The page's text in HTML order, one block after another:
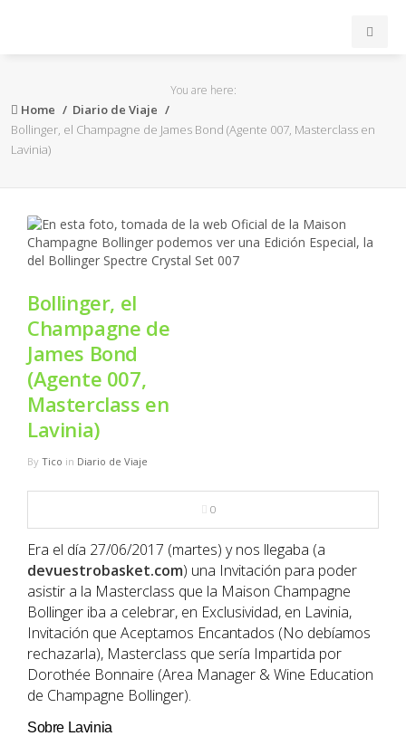
ACB
FEB
FIBA
FORMACIÓN
NBA
MULTIMEDIA
You are here:
Home
Diario de Viaje
Bollinger, el Champagne de James Bond (Agente 007, Masterclass en
Lavinia)
Bollinger, el
Champagne de
James Bond
(Agente 007,
Masterclass en
Lavinia)
By Tico in Diario de Viaje
0
Era el día 27/06/2017 (martes) y nos llegaba (a
devuestrobasket.com) una Invitación para poder
asistir a la Masterclass que la Maison Champagne
Bollinger iba a celebrar, en Exclusividad, en Lavinia,
Invitación que Aceptamos Encantados (No debíamos
rechazarla), Masterclass que sería Impartida por
Dorothée Bonnaire (Area Manager & Wine Education
de Champagne Bollinger).
Sobre Lavinia